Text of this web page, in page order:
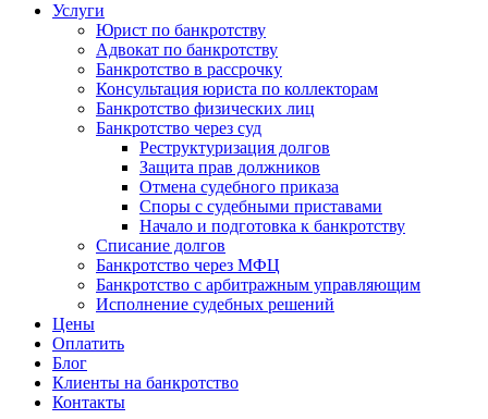
Услуги
Юрист по банкротству
Адвокат по банкротству
Банкротство в рассрочку
Консультация юриста по коллекторам
Банкротство физических лиц
Банкротство через суд
Реструктуризация долгов
Защита прав должников
Отмена судебного приказа
Споры с судебными приставами
Начало и подготовка к банкротству
Списание долгов
Банкротство через МФЦ
Банкротство с арбитражным управляющим
Исполнение судебных решений
Цены
Оплатить
Блог
Клиенты на банкротство
Контакты